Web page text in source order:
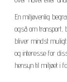
En miljøvenlig
også om
bliver mindst
og interesse for
hensyn til miljøet i